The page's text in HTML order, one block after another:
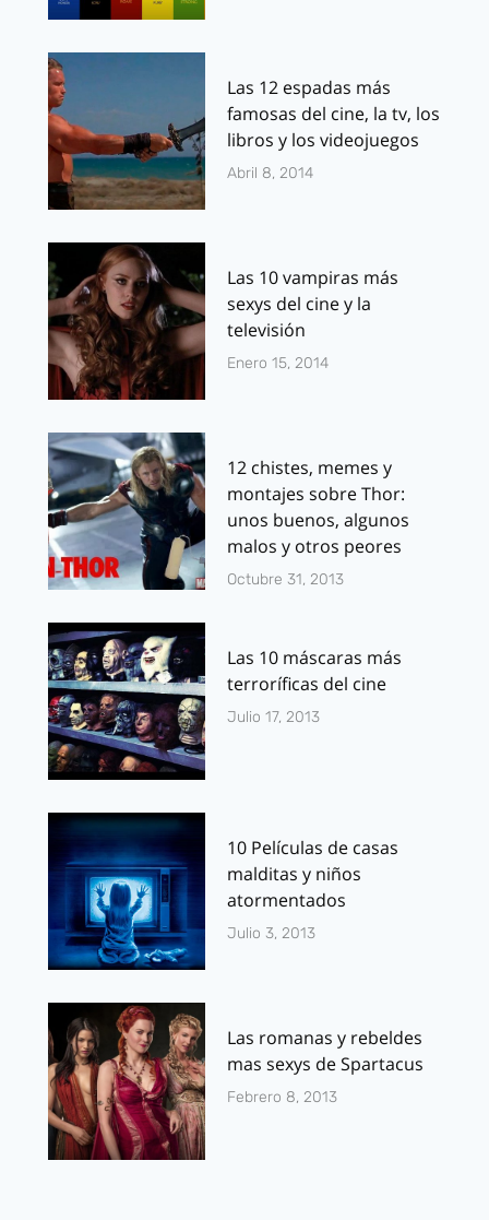
Las 12 espadas más
famosas del cine, la tv, los
libros y los videojuegos
Abril 8, 2014
Las 10 vampiras más
sexys del cine y la
televisión
Enero 15, 2014
12 chistes, memes y
montajes sobre Thor:
unos buenos, algunos
malos y otros peores
Octubre 31, 2013
Las 10 máscaras más
terroríficas del cine
Julio 17, 2013
10 Películas de casas
malditas y niños
atormentados
Julio 3, 2013
Las romanas y rebeldes
mas sexys de Spartacus
Febrero 8, 2013